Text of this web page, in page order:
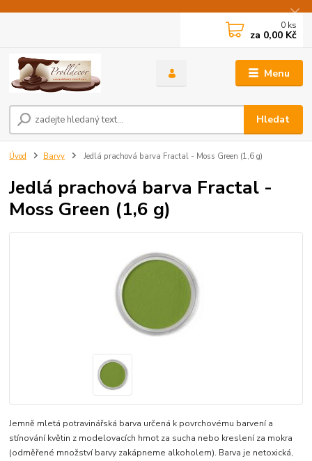
Menu
Hledat
0 ks
za 0,00 Kč
Úvod Barvy Jedlá prachová barva Fractal - Moss Green (1,6 g)
Jedlá prachová barva Fractal -
Moss Green (1,6 g)
Jemně mletá potravinářská barva určená k povrchovému barvení a
stínování květin z modelovacích hmot za sucha nebo kreslení za mokra
(odměřené množství barvy zakápneme alkoholem). Barva je netoxická,